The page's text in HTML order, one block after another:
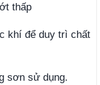
thấp
khí để duy trì chất
sơn sử dụng.